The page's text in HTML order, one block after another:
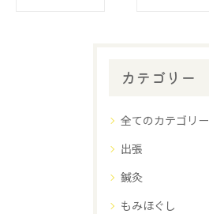
カテゴリー
全てのカテゴリー
出張
鍼灸
もみほぐし